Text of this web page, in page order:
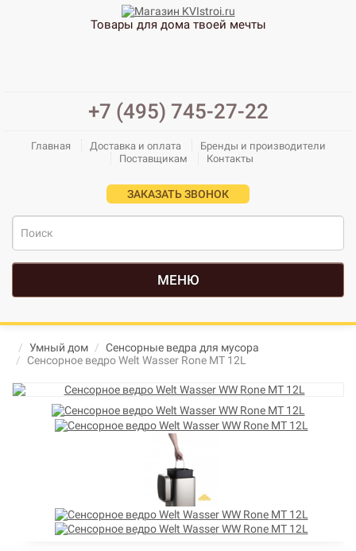
Товары для дома твоей мечты
+7 (495) 745-27-22
Главная Доставка и оплата
Бренды и производители
Поставщикам
Контакты
ЗАКАЗАТЬ ЗВОНОК
МЕНЮ
Умный дом
Сенсорные ведра для мусора
Сенсорное ведро Welt Wasser Rone MT 12L